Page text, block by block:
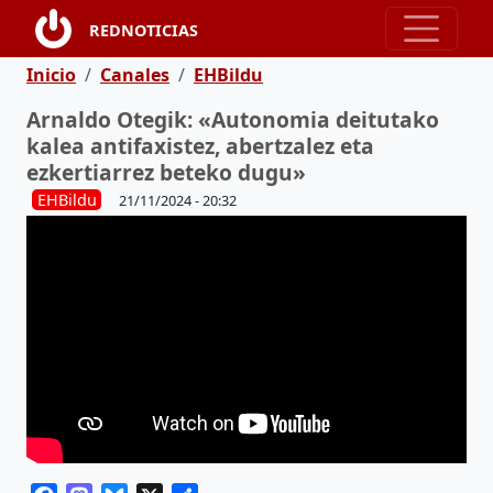
Pasar al contenido principal
REDNOTICIAS
Ruta de navegación
Inicio Canales EHBildu
Arnaldo Otegik: «Autonomia deitutako
kalea antifaxistez, abertzalez eta
ezkertiarrez beteko dugu»
EHBildu 21/11/2024 - 20:32